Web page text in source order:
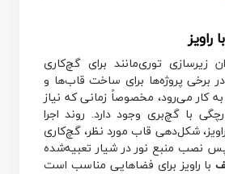
زیرسازی توری‌مانند برای گچ‌کاری
برخی پروژه‌ها برای ساخت قاب‌ها و
کار می‌رود، مخصوصاً زمانی که نیاز
با گچ‌بری وجود دارد. روند اجرا
شکل‌دهی قاب مورد نظر، گچ‌کاری
نصب منبع نور در شیار تعبیه‌شده
با راویز برای فضاهایی مناسب است